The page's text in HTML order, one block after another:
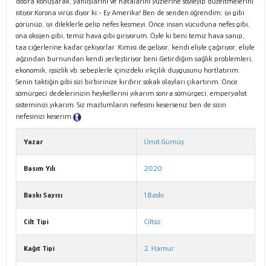
istiyor.Korona virüs diyor ki:- Ey Amerika! Ben de senden öğrendim; iyi gibi
görünüp, iyi dileklerle gelip nefes kesmeyi. Önce insan vücuduna nefes gibi,
ona oksijen gibi, temiz hava gibi giriyorum. Öyle ki beni temiz hava sanıp,
taa ciğerlerine kadar çekiyorlar. Kimisi de geliyor, kendi eliyle çağırıyor, eliyle
ağzından burnundan kendi yerleştiriyor beni..Getirdiğim sağlık problemleri,
ekonomik, işsizlik vb. sebeplerle içinizdeki ırkçılık duygusunu hortlatırım.
Senin taktiğin gibi sizi birbirinize kırdırır sokak olayları çıkartırım. Önce
sömürgeci dedelerinizin heykellerini yıkarım sonra sömürgeci, emperyalist
sisteminizi yıkarım. Siz mazlumların nefesini keserseniz ben de sizin
nefesinizi keserim.
Yazar Ümit Gümüş
Basım Yılı 2020
Baskı Sayısı 1.Baskı
Cilt Tipi Ciltsiz
Kağıt Tipi 2. Hamur